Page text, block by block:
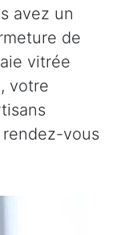
avez un
de
vitrée
votre
vous